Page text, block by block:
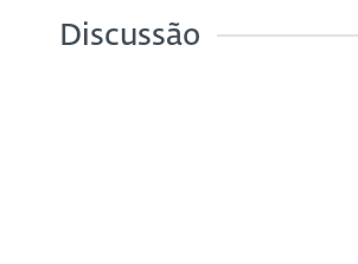
Discussão